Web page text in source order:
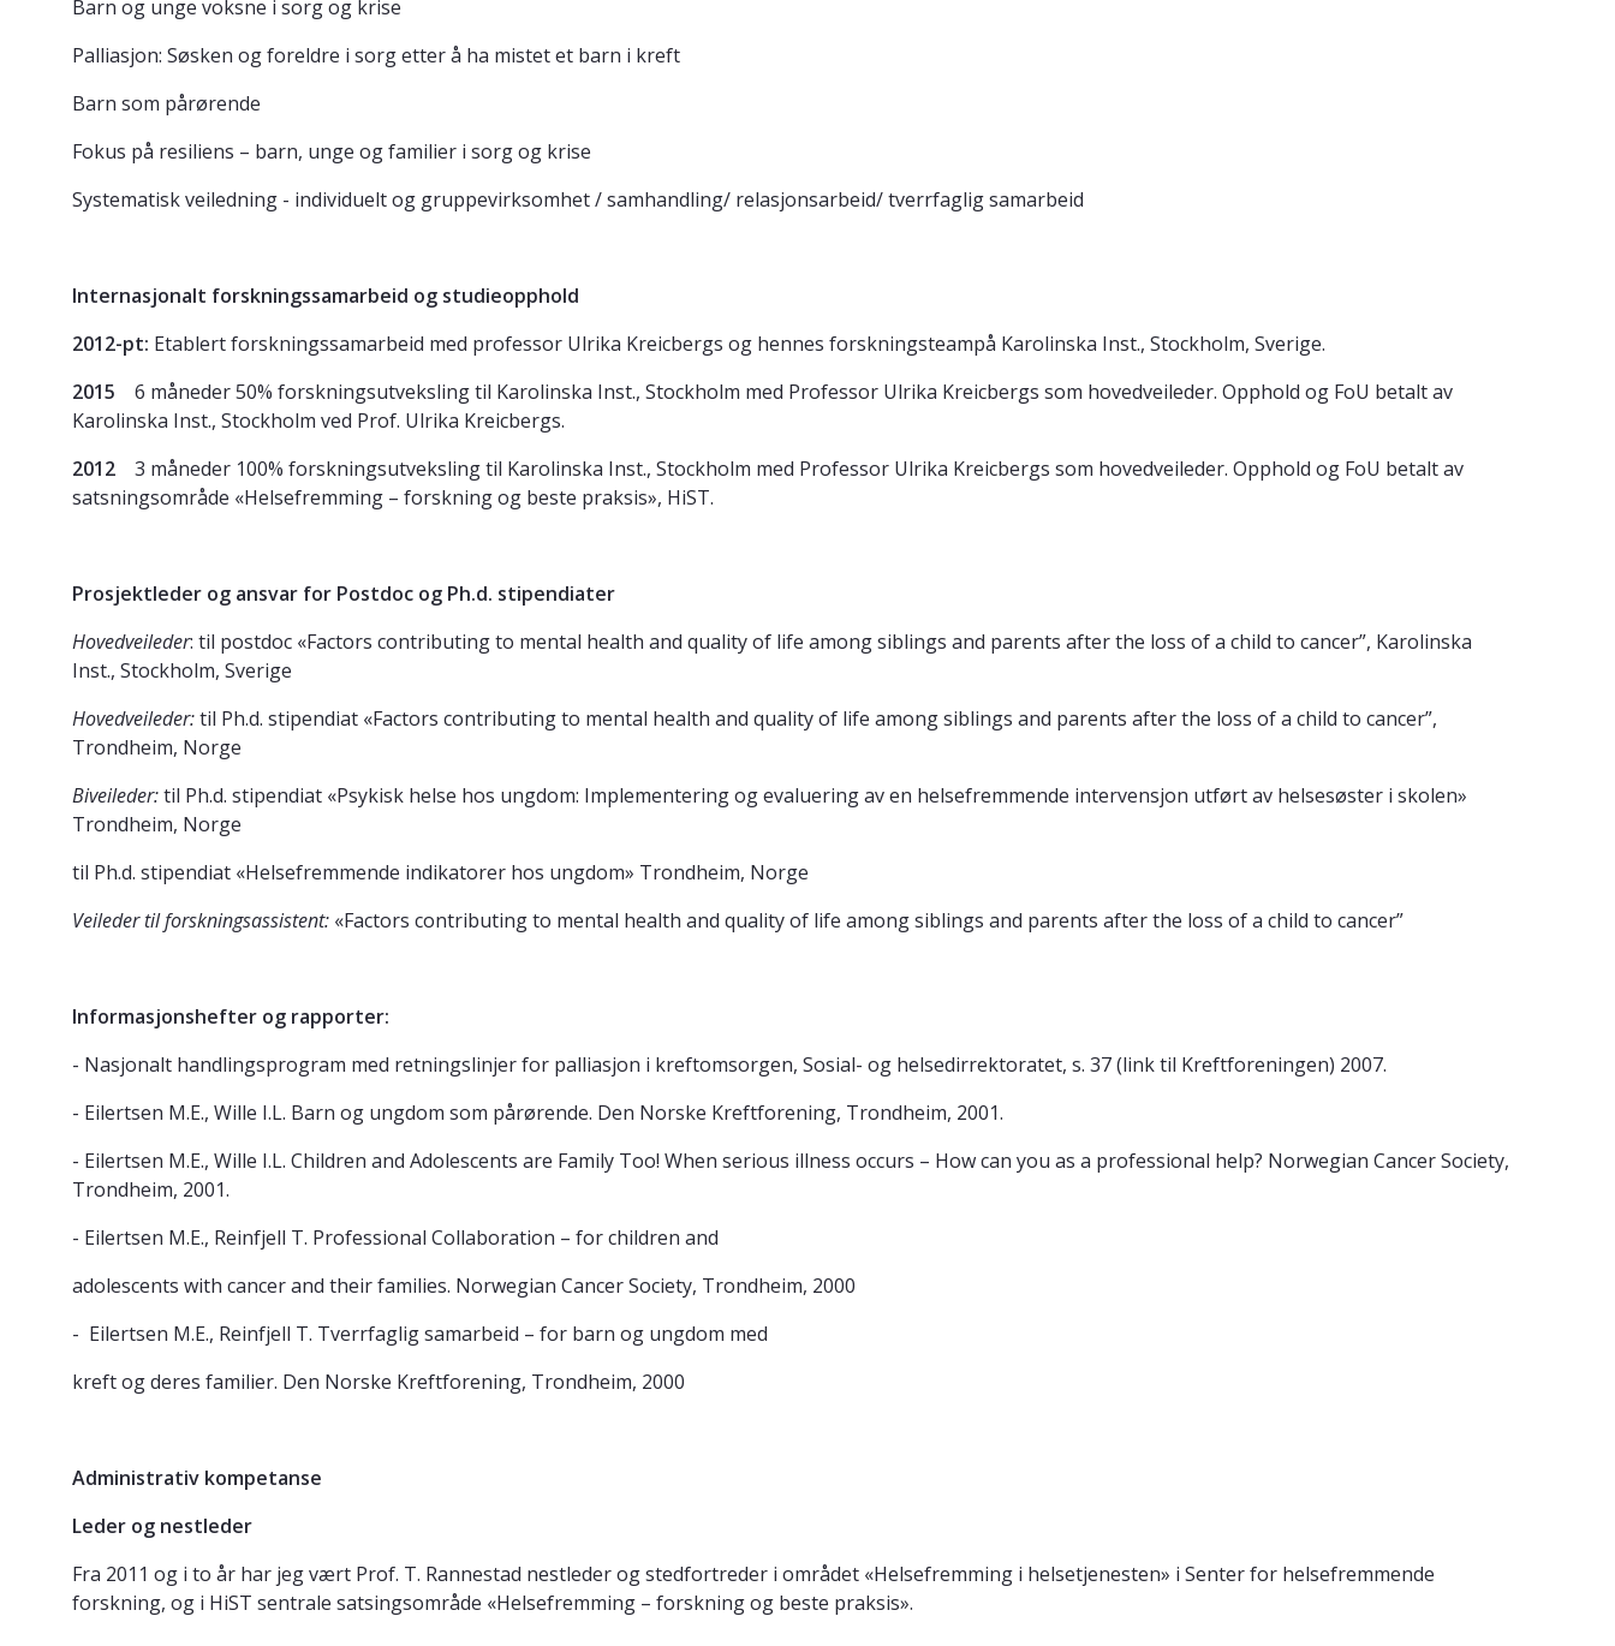
Barn og unge voksne i sorg og krise
Palliasjon: Søsken og foreldre i sorg etter å ha mistet et barn i kreft
Barn som pårørende
Fokus på resiliens – barn, unge og familier i sorg og krise
Systematisk veiledning - individuelt og gruppevirksomhet / samhandling/ relasjonsarbeid/ tverrfaglig samarbeid
Internasjonalt forskningssamarbeid og studieopphold
2012-pt: Etablert forskningssamarbeid med professor Ulrika Kreicbergs og hennes forskningsteampå Karolinska Inst., Stockholm, Sverige.
2015 6 måneder 50% forskningsutveksling til Karolinska Inst., Stockholm med Professor Ulrika Kreicbergs som hovedveileder. Opphold og FoU betalt av
Karolinska Inst., Stockholm ved Prof. Ulrika Kreicbergs.
2012
3 måneder 100% forskningsutveksling til Karolinska Inst., Stockholm med Professor Ulrika Kreicbergs som hovedveileder. Opphold og FoU betalt av
satsningsområde «Helsefremming – forskning og beste praksis», HiST.
Prosjektleder og ansvar for Postdoc og Ph.d. stipendiater
Hovedveileder: til postdoc «Factors contributing to mental health and quality of life among siblings and parents after the loss of a child to cancer”, Karolinska
Inst., Stockholm, Sverige
Hovedveileder:til Ph.d. stipendiat «Factors contributing to mental health and quality of life among siblings and parents after the loss of a child to cancer”,
Trondheim, Norge
Biveileder:til Ph.d. stipendiat «Psykisk helse hos ungdom: Implementering og evaluering av en helsefremmende intervensjon utført av helsesøster i skolen»
Trondheim, Norge
til Ph.d. stipendiat «Helsefremmende indikatorer hos ungdom» Trondheim, Norge
Veileder til forskningsassistent: «Factors contributing to mental health and quality of life among siblings and parents after the loss of a child to cancer”
Informasjonshefter og rapporter:
- Nasjonalt handlingsprogram med retningslinjer for palliasjon i kreftomsorgen, Sosial- og helsedirrektoratet, s. 37 (link til Kreftforeningen) 2007.
- Eilertsen M.E., Wille I.L. Barn og ungdom som pårørende. Den Norske Kreftforening, Trondheim, 2001.
- Eilertsen M.E., Wille I.L. Children and Adolescents are Family Too! When serious illness occurs – How can you as a professional help? Norwegian Cancer Society,
Trondheim, 2001.
- Eilertsen M.E., Reinfjell T. Professional Collaboration – for children and
adolescents with cancer and their families. Norwegian Cancer Society, Trondheim, 2000
- Eilertsen M.E., Reinfjell T. Tverrfaglig samarbeid – for barn og ungdom med
kreft og deres familier. Den Norske Kreftforening, Trondheim, 2000
Administrativ kompetanse
Leder og nestleder
Fra 2011 og i to år har jeg vært Prof. T. Rannestad nestleder og stedfortreder i området «Helsefremming i helsetjenesten» i Senter for helsefremmende
forskning, og i HiST sentrale satsingsområde «Helsefremming – forskning og beste praksis».